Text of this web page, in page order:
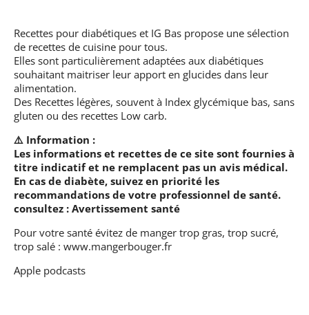
Recettes pour diabétiques et IG Bas propose une sélection
de recettes de cuisine pour tous.
Elles sont particulièrement adaptées aux diabétiques
souhaitant maitriser leur apport en glucides dans leur
alimentation.
Des Recettes légères, souvent à Index glycémique bas, sans
gluten ou des recettes Low carb.
⚠️ Information :
Les informations et recettes de ce site sont fournies à
titre indicatif et ne remplacent pas un avis médical.
En cas de diabète, suivez en priorité les
recommandations de votre professionnel de santé.
consultez : Avertissement santé
Pour votre santé évitez de manger trop gras, trop sucré,
trop salé : www.mangerbouger.fr
Apple podcasts